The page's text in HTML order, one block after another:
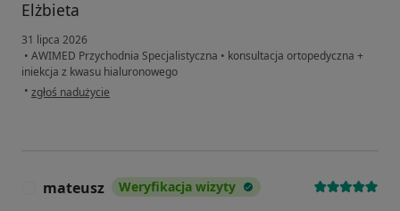
Elżbieta
31 lipca 2026
• AWIMED Przychodnia Specjalistyczna • konsultacja ortopedyczna +
iniekcja z kwasu hialuronowego
• w opinii użytkownika Elżbieta
zgłoś nadużycie
mateusz Weryfikacja wizyty